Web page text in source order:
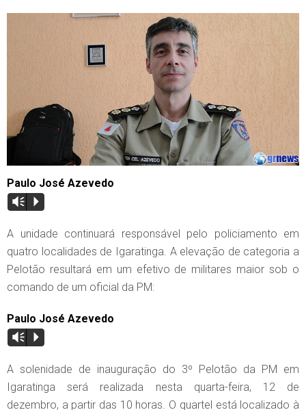
Paulo José Azevedo
Vm P
A unidade continuará responsável pelo policiamento em
quatro localidades de Igaratinga. A elevação de categoria a
Pelotão resultará em um efetivo de militares maior sob o
comando de um oficial da PM:
Paulo José Azevedo
Vm P
A solenidade de inauguração do 3º Pelotão da PM em
Igaratinga será realizada nesta quarta-feira, 12 de
dezembro, a partir das 10 horas. O quartel está localizado à